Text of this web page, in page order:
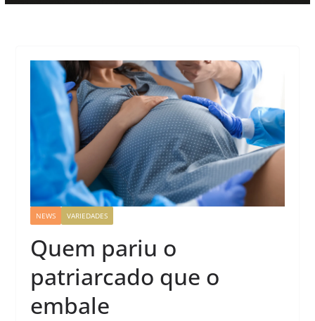
NEWS VARIEDADES
Quem pariu o
patriarcado que o
embale